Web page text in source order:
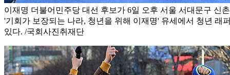
이재명 더불어민주당 대선 후보가 6일 오후 서울 서대문구 신
'기회가 보장되는 나라, 청년을 위해 이재명' 유세에서 청년 래
있다. /국회사진취재단